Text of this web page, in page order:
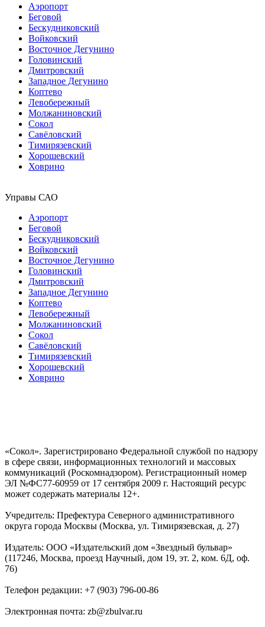
Аэропорт
Беговой
Бескудниковский
Войковский
Восточное Дегунино
Головинский
Дмитровский
Западное Дегунино
Коптево
Левобережный
Молжаниновский
Сокол
Савёловский
Тимирязевский
Хорошевский
Ховрино
Управы САО
Аэропорт
Беговой
Бескудниковский
Войковский
Восточное Дегунино
Головинский
Дмитровский
Западное Дегунино
Коптево
Левобережный
Молжаниновский
Сокол
Савёловский
Тимирязевский
Хорошевский
Ховрино
«Сокол». Зарегистрировано Федеральной службой по надзору
в сфере связи, информационных технологий и массовых
коммуникаций (Роскомнадзором). Регистрационный номер
ЭЛ №ФС77-60959 от 17 сентября 2009 г. Настоящий ресурс
может содержать материалы 12+.
Учредитель: Префектура Северного административного
округа города Москвы (Москва, ул. Тимирязевская, д. 27)
Издатель: ООО «Издательский дом «Звездный бульвар»
(117246, Москва, проезд Научный, дом 19, эт. 2, ком. 6Д, оф.
76)
Телефон редакции: +7 (903) 796-00-86
Электронная почта: zb@zbulvar.ru